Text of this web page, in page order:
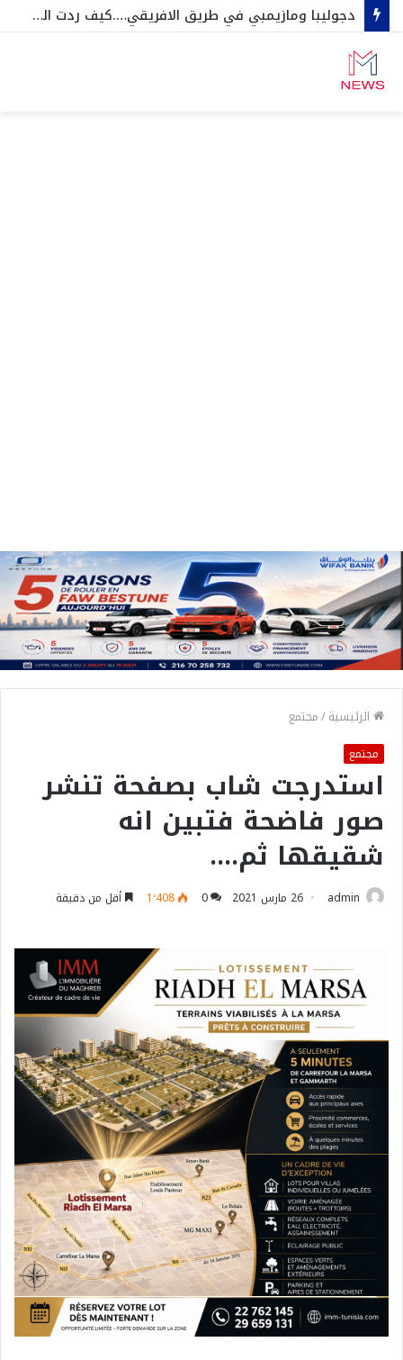
دجوليبا ومازيمبي في طريق الافريقي….كيف ردت الهيئة والإطار الفني الفعل… وتحركات عاجلة لحسم هذه الصفقات ….
الرئيسية/مجتمع
مجتمع
استدرجت شاب بصفحة تنشر
صور فاضحة فتبين انه
شقيقها ثم….
admin 26 مارس 2021 0 1٬408 أقل من دقيقة